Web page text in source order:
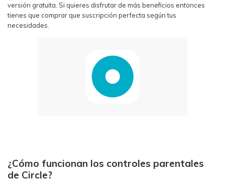
versión gratuita. Si quieres disfrutar de más beneficios entonces
tienes que comprar que suscripción perfecta según tus
necesidades.
¿Cómo funcionan los controles parentales
de Circle?